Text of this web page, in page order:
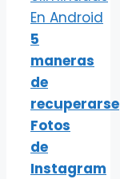
5
maneras
de
recuperarse
Fotos
de
Instagram